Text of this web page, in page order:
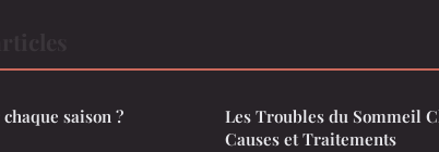
saison ?
Les Troubles du Sommeil
Causes et Traitements